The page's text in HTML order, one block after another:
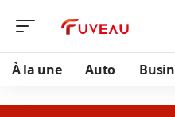
À la une Auto